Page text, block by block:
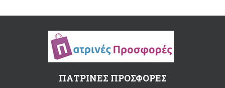
ΠΑΤΡΙΝΕΣ ΠΡΟΣΦΟΡΕΣ